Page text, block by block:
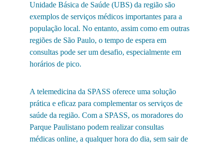
Unidade Básica de Saúde (UBS) da região são
exemplos de serviços médicos importantes para a
população local. No entanto, assim como em outras
regiões de São Paulo, o tempo de espera em
consultas pode ser um desafio, especialmente em
horários de pico.
A telemedicina da SPASS oferece uma solução
prática e eficaz para complementar os serviços de
saúde da região. Com a SPASS, os moradores do
Parque Paulistano podem realizar consultas
médicas online, a qualquer hora do dia, sem sair de